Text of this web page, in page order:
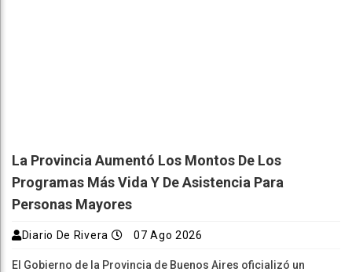
La Provincia Aumentó Los Montos De Los
Programas Más Vida Y De Asistencia Para
Personas Mayores
Diario De Rivera 07 Ago 2026
El Gobierno de la Provincia de Buenos Aires oficializó un